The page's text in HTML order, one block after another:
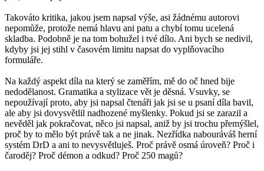
Takováto kritika, jakou jsem napsal výše, asi žádnému autorovi
nepomůže, protože nemá hlavu ani patu a chybí tomu ucelená
skladba. Podobně je na tom bohužel i tvé dílo. Ani bych se nedivil,
kdyby jsi jej stihl v časovém limitu napsat do vyplňovacího
formuláře.
Na každý aspekt díla na který se zaměřím, mě do oč hned bije
nedodělanost. Gramatika a stylizace vět je děsná. Vsuvky, se
nepoužívají proto, aby jsi napsal čtenáři jak jsi se u psaní díla bavil,
ale aby jsi dovysvětlil nadhozené myšlenky. Pokud jsi se zarazil a
nevěděl jak pokračovat, něco jsi napsal, aniž by jsi trochu přemýšlel,
proč by to mělo být právě tak a ne jinak. Nezřídka nabouráváš herní
systém DrD a ani to nevysvětluješ. Proč právě osmá úroveň? Proč i
čaroděj? Proč démon a odkud? Proč 250 magů?